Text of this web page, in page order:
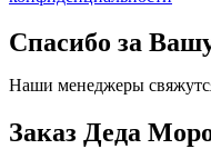
Спасибо за
Наши менеджеры
Заказ Деда